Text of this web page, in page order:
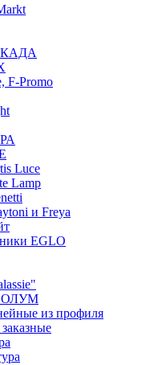
F-Promo
Luce
Lamp
и Freya
EGLO
из профиля